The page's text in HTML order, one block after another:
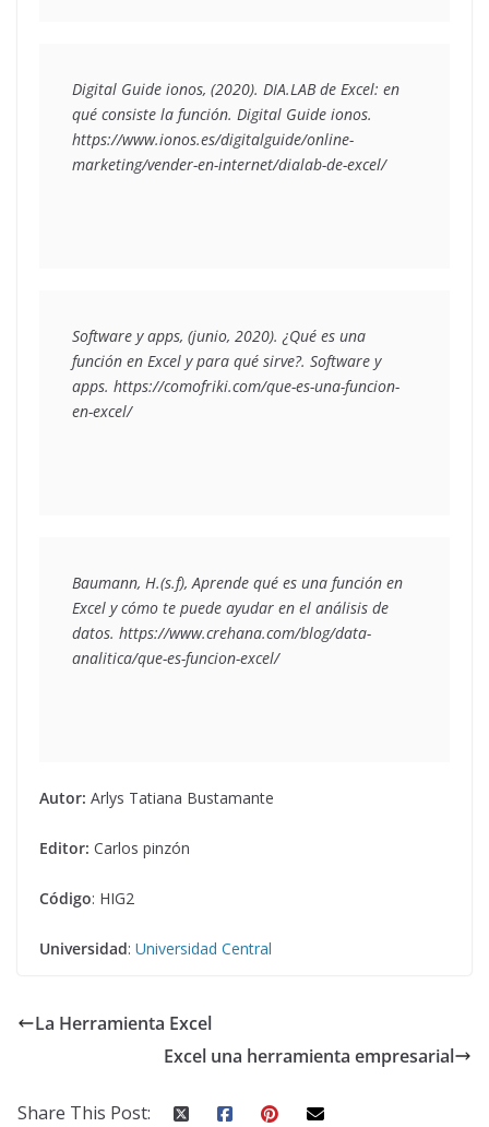
Digital Guide ionos, (2020). DIA.LAB de Excel: en
qué consiste la función. Digital Guide ionos.
https://www.ionos.es/digitalguide/online-
Software y apps, (junio, 2020). ¿Qué es una
función en Excel y para qué sirve?. Software y
apps. https://comofriki.com/que-es-una-funcion-
Baumann, H.(s.f), Aprende qué es una función en
Excel y cómo te puede ayudar en el análisis de
datos. https://www.crehana.com/blog/data-
Autor: Arlys Tatiana Bustamante
Editor: Carlos pinzón
Código: HIG2
Universidad: Universidad Central
La Herramienta Excel
Excel una herramienta empresarial
Share This Post: